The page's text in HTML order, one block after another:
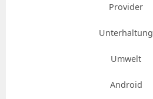
Provider
Unterhaltung
Umwelt
Android